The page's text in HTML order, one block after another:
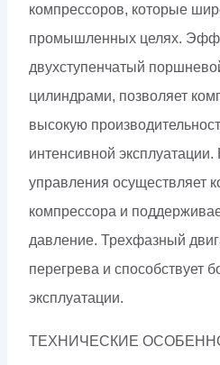
компрессоров, которые
промышленных целях.
двухступенчатый
цилиндрами, позволяет
высокую
интенсивной
управления осуществляет
компрессора и
давление. Трехфазный
перегрева и способствует
эксплуатации.
ТЕХНИЧЕСКИЕ